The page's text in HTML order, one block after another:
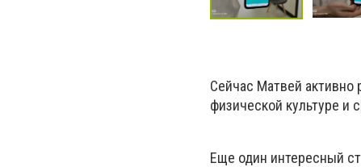
Сейчас Матвей активно
физической культуре и
Еще один интересный